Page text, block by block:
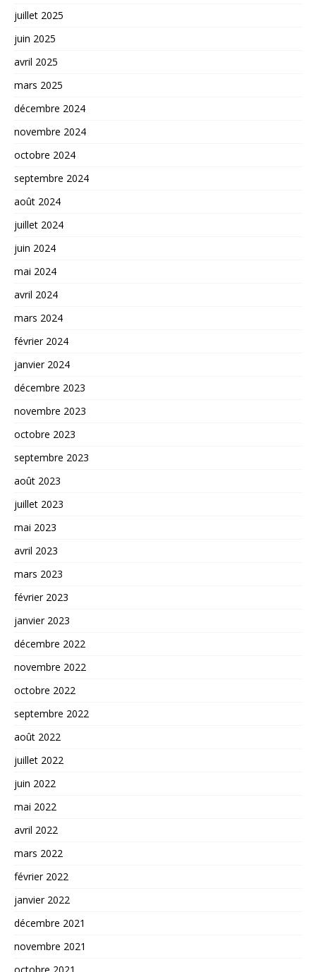
juillet 2025
juin 2025
avril 2025
mars 2025
décembre 2024
novembre 2024
octobre 2024
septembre 2024
août 2024
juillet 2024
juin 2024
mai 2024
avril 2024
mars 2024
février 2024
janvier 2024
décembre 2023
novembre 2023
octobre 2023
septembre 2023
août 2023
juillet 2023
mai 2023
avril 2023
mars 2023
février 2023
janvier 2023
décembre 2022
novembre 2022
octobre 2022
septembre 2022
août 2022
juillet 2022
juin 2022
mai 2022
avril 2022
mars 2022
février 2022
janvier 2022
décembre 2021
novembre 2021